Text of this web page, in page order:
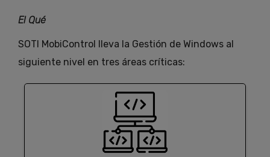
El Qué
SOTI MobiControl lleva la Gestión de Windows al
siguiente nivel en tres áreas críticas: